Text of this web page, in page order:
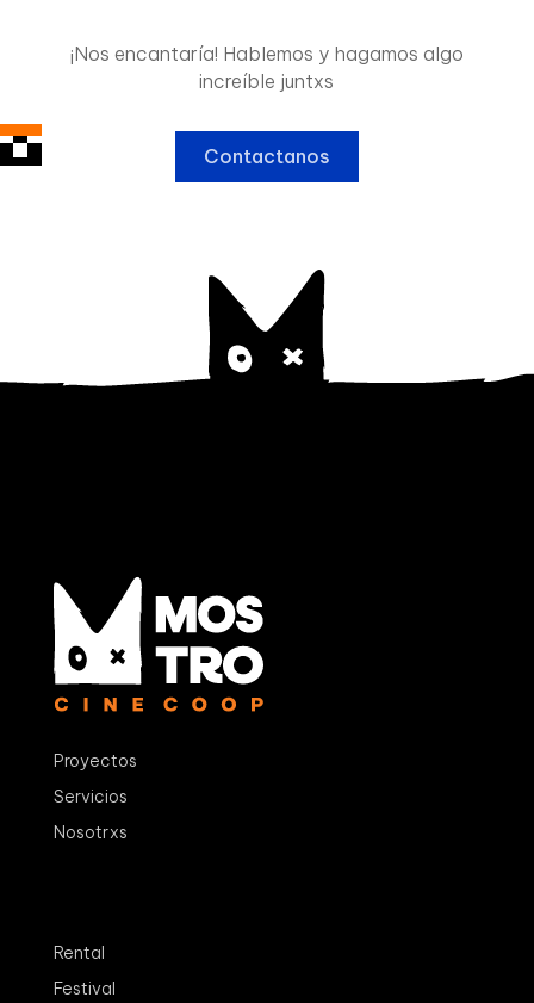
¡Nos encantaría! Hablemos y hagamos algo
increíble juntxs
Contactanos
Proyectos
Servicios
Nosotrxs
Rental
Festival